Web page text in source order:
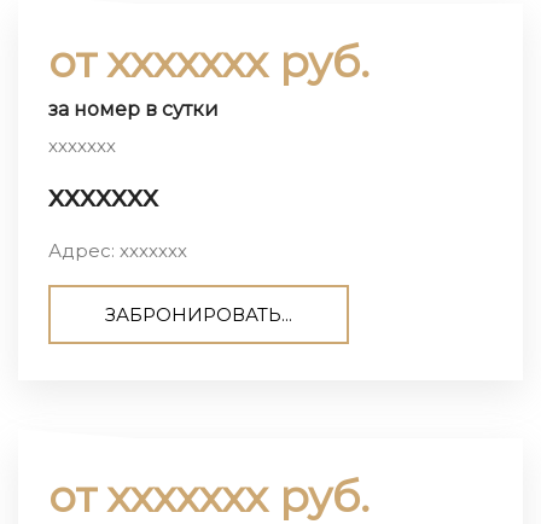
от ххххххх руб.
за номер в сутки
ххххххх
ххххххх
Адрес: ххххххх
ЗАБРОНИРОВАТЬ...
от ххххххх руб.